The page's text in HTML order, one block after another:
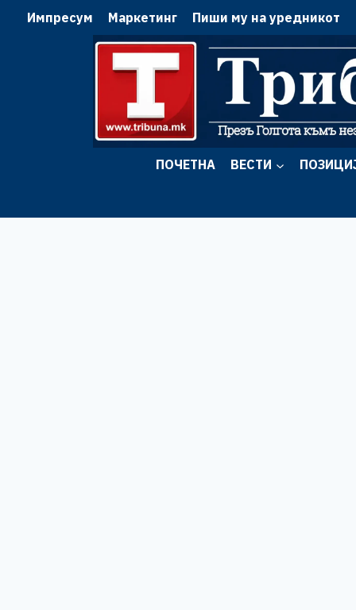
Импресум Маркетинг Пиши му на уредникот
ПОЧЕТНА ВЕСТИ